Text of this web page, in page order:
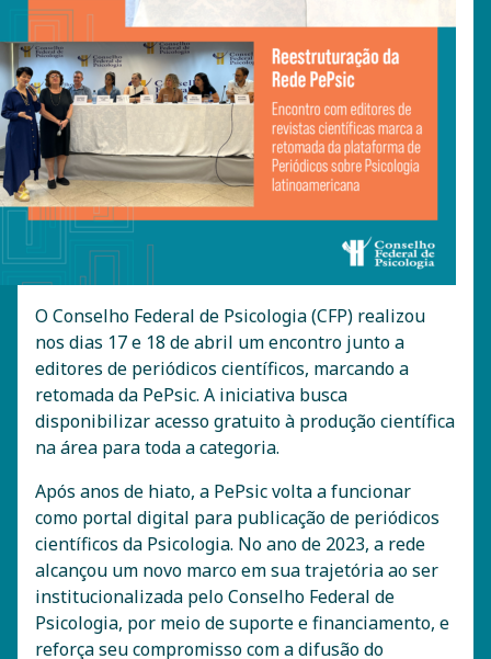
O Conselho Federal de Psicologia (CFP) realizou
nos dias 17 e 18 de abril um encontro junto a
editores de periódicos científicos, marcando a
retomada da PePsic. A iniciativa busca
disponibilizar acesso gratuito à produção científica
na área para toda a categoria.
Após anos de hiato, a PePsic volta a funcionar
como portal digital para publicação de periódicos
científicos da Psicologia. No ano de 2023, a rede
alcançou um novo marco em sua trajetória ao ser
institucionalizada pelo Conselho Federal de
Psicologia, por meio de suporte e financiamento, e
reforça seu compromisso com a difusão do